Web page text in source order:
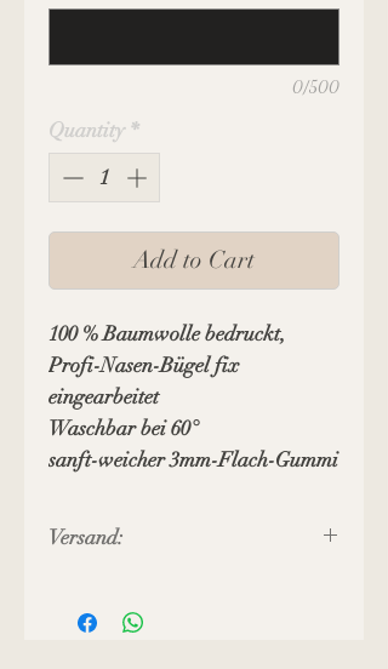
0/500
Quantity *
Add to Cart
100 % Baumwolle bedruckt,
Profi-Nasen-Bügel fix
eingearbeitet
Waschbar bei 60°
sanft-weicher 3mm-Flach-Gummi
Versand:
Versandkosten